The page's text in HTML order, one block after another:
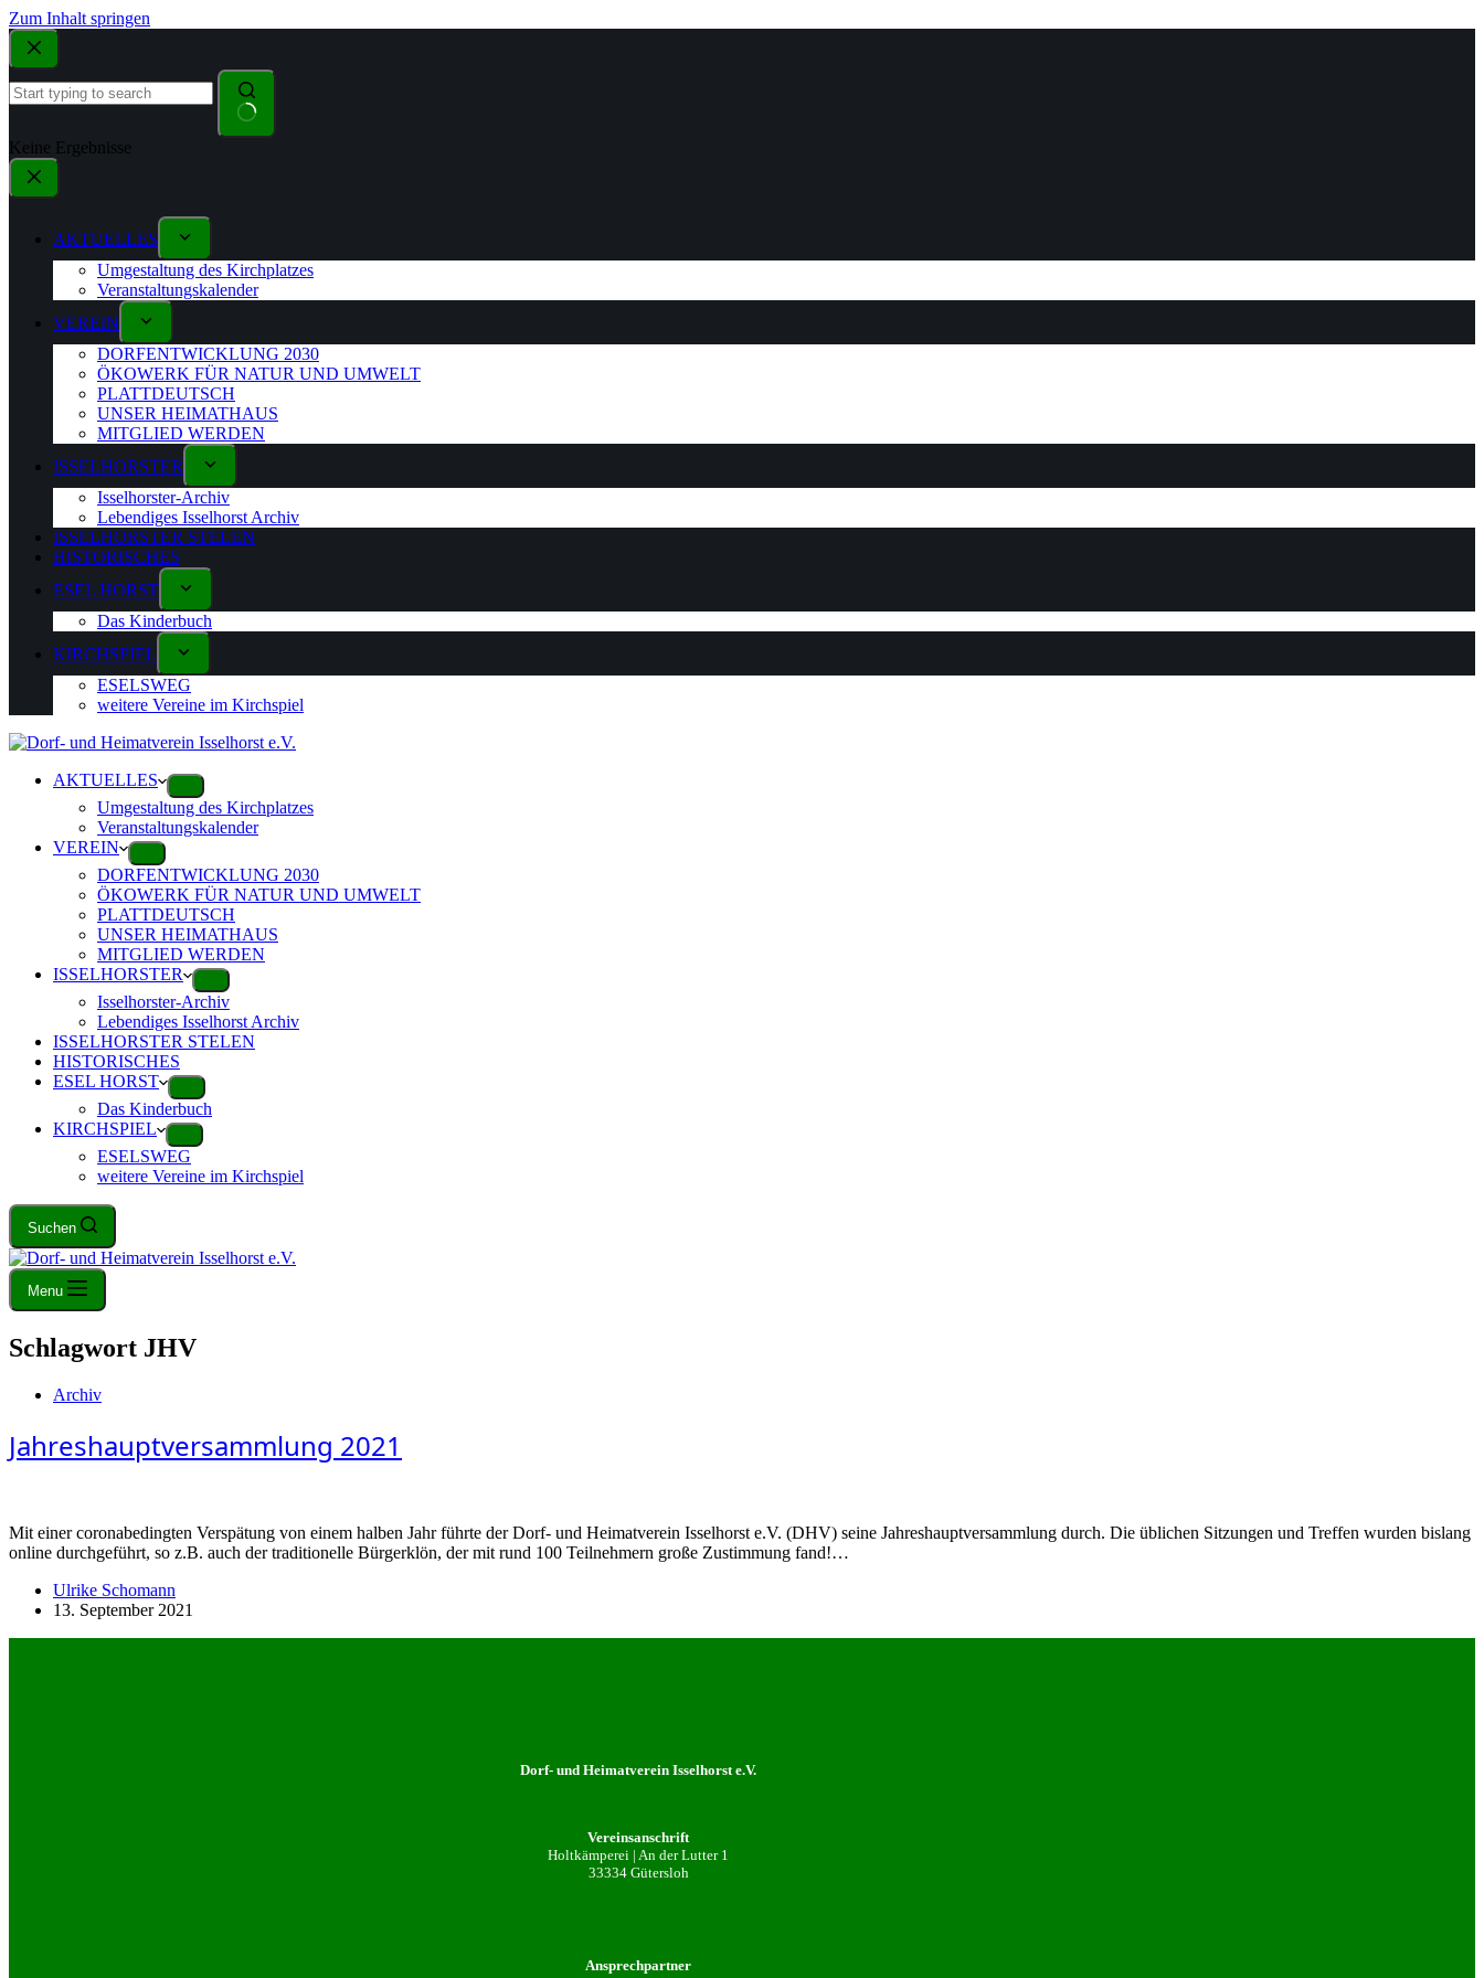
Zum Inhalt springen
Keine Ergebnisse
AKTUELLES
Umgestaltung des Kirchplatzes
Veranstaltungskalender
VEREIN
DORFENTWICKLUNG 2030
ÖKOWERK FÜR NATUR UND UMWELT
PLATTDEUTSCH
UNSER HEIMATHAUS
MITGLIED WERDEN
ISSELHORSTER
Isselhorster-Archiv
Lebendiges Isselhorst Archiv
ISSELHORSTER STELEN
HISTORISCHES
ESEL HORST
Das Kinderbuch
KIRCHSPIEL
ESELSWEG
weitere Vereine im Kirchspiel
AKTUELLES
Umgestaltung des Kirchplatzes
Veranstaltungskalender
VEREIN
DORFENTWICKLUNG 2030
ÖKOWERK FÜR NATUR UND UMWELT
PLATTDEUTSCH
UNSER HEIMATHAUS
MITGLIED WERDEN
ISSELHORSTER
Isselhorster-Archiv
Lebendiges Isselhorst Archiv
ISSELHORSTER STELEN
HISTORISCHES
ESEL HORST
Das Kinderbuch
KIRCHSPIEL
ESELSWEG
weitere Vereine im Kirchspiel
Suchen
Menu
Schlagwort JHV
Archiv
Jahreshauptversammlung 2021
Mit einer coronabedingten Verspätung von einem halben Jahr führte der Dorf- und Heimatverein Isselhorst e.V. (DHV) seine Jahreshauptversammlung durch. Die üblichen Sitzungen und Treffen wurden bislang
online durchgeführt, so z.B. auch der traditionelle Bürgerklön, der mit rund 100 Teilnehmern große Zustimmung fand!…
Ulrike Schomann
13. September 2021
Dorf- und Heimatverein Isselhorst e.V.
Vereinsanschrift
Holtkämperei | An der Lutter 1
33334 Gütersloh
Ansprechpartner